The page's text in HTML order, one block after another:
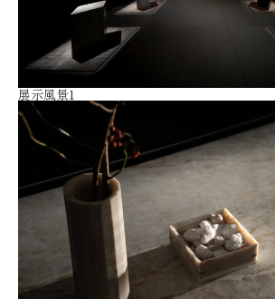
展示風景1